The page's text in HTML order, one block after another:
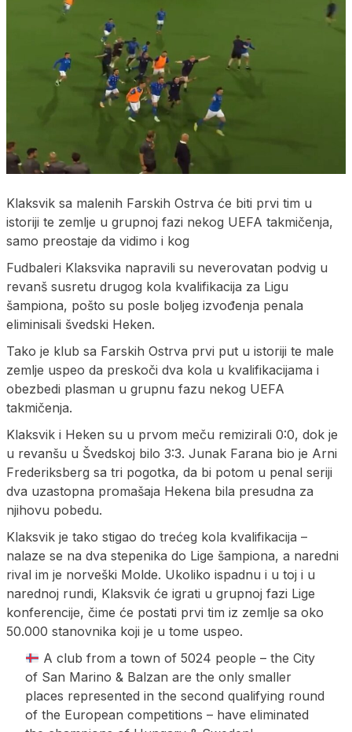
Klaksvik sa malenih Farskih Ostrva će biti prvi tim u
istoriji te zemlje u grupnoj fazi nekog UEFA takmičenja,
samo preostaje da vidimo i kog
Fudbaleri Klaksvika napravili su neverovatan podvig u
revanš susretu drugog kola kvalifikacija za Ligu
šampiona, pošto su posle boljeg izvođenja penala
eliminisali švedski Heken.
Tako je klub sa Farskih Ostrva prvi put u istoriji te male
zemlje uspeo da preskoči dva kola u kvalifikacijama i
obezbedi plasman u grupnu fazu nekog UEFA
takmičenja.
Klaksvik i Heken su u prvom meču remizirali 0:0, dok je
u revanšu u Švedskoj bilo 3:3. Junak Farana bio je Arni
Frederiksberg sa tri pogotka, da bi potom u penal seriji
dva uzastopna promašaja Hekena bila presudna za
njihovu pobedu.
Klaksvik je tako stigao do trećeg kola kvalifikacija –
nalaze se na dva stepenika do Lige šampiona, a naredni
rival im je norveški Molde. Ukoliko ispadnu i u toj i u
narednoj rundi, Klaksvik će igrati u grupnoj fazi Lige
konferencije, čime će postati prvi tim iz zemlje sa oko
50.000 stanovnika koji je u tome uspeo.
A club from a town of 5024 people – the City
of San Marino & Balzan are the only smaller
places represented in the second qualifying round
of the European competitions – have eliminated